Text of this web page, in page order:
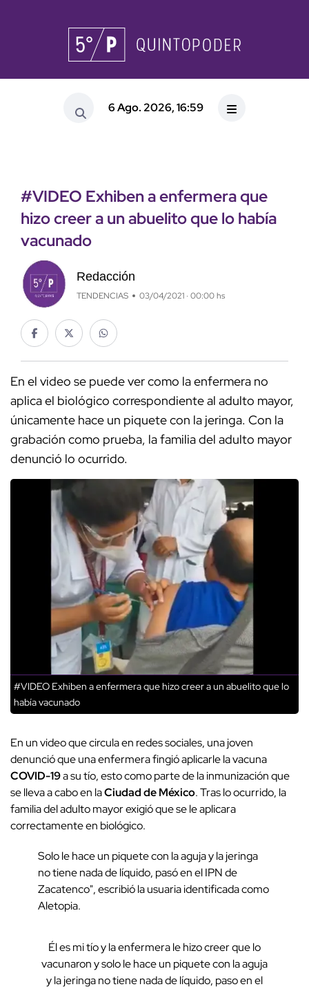
6 Ago. 2026, 16:59
#VIDEO Exhiben a enfermera que
hizo creer a un abuelito que lo había
vacunado
Redacción
TENDENCIAS 03/04/2021 · 00:00 hs
En el video se puede ver como la enfermera no
aplica el biológico correspondiente al adulto mayor,
únicamente hace un piquete con la jeringa. Con la
grabación como prueba, la familia del adulto mayor
denunció lo ocurrido.
#VIDEO Exhiben a enfermera que hizo creer a un abuelito que lo
había vacunado
En un video que circula en redes sociales, una joven
denunció que una enfermera fingió aplicarle la vacuna
COVID-19a su tío, esto como parte de la inmunización que
se lleva a cabo en laCiudad de México. Tras lo ocurrido, la
familia del adulto mayor exigió que se le aplicara
correctamente en biológico.
Solo le hace un piquete con la aguja y la jeringa
no tiene nada de líquido, pasó en el IPN de
Zacatenco", escribió la usuaria identificada como
Aletopia.
Él es mi tío y la enfermera le hizo creer que lo
vacunaron y solo le hace un piquete con la aguja
y la jeringa no tiene nada de líquido, paso en el